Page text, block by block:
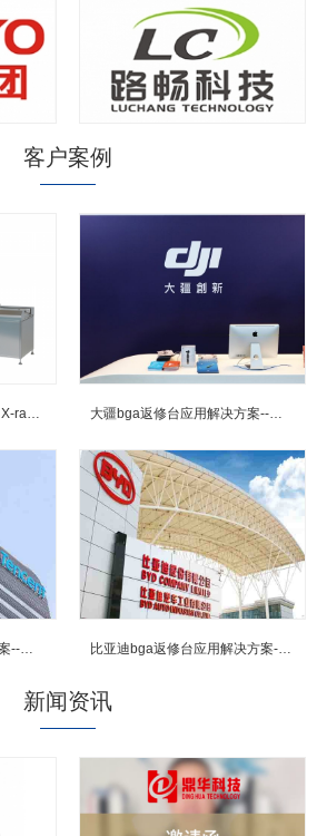
客户案例
腾讯bga返修台应用解决方案--鼎华BGA返修台,BGA焊台,X-R... 比亚迪bga返修台应用解决方案--鼎华BGA返修台,BGA焊台,X-...
新闻资讯